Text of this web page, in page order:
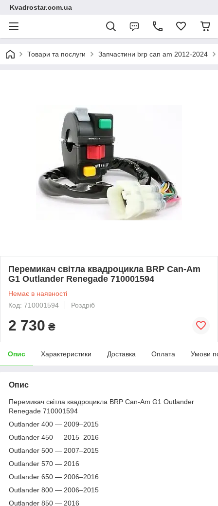
Kvadrostar.com.ua
Товари та послуги Запчастини brp can am 2012-2024
Перемикач світла квадроцикла BRP Can-Am
G1 Outlander Renegade 710001594
Немає в наявності
Код: 710001594
Роздріб
2 730 ₴
Опис Характеристики Доставка Оплата Умови
Опис
Перемикач світла квадроцикла BRP Can-Am G1 Outlander
Renegade 710001594
Outlander 400 — 2009–2015
Outlander 450 — 2015–2016
Outlander 500 — 2007–2015
Outlander 570 — 2016
Outlander 650 — 2006–2016
Outlander 800 — 2006–2015
Outlander 850 — 2016